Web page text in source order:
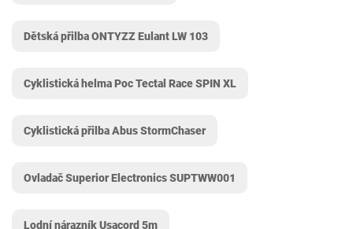
Dětská přilba ONTYZZ Eulant LW 103
Cyklistická helma Poc Tectal Race SPIN XL
Cyklistická přilba Abus StormChaser
Ovladač Superior Electronics SUPTWW001
Lodní nárazník Usacord 5m